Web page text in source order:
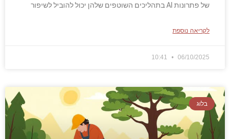
של פתרונות AI בתהליכים השוטפים שלהן יכול להוביל לשיפור
לקריאה נוספת
06/10/2025
בלוג